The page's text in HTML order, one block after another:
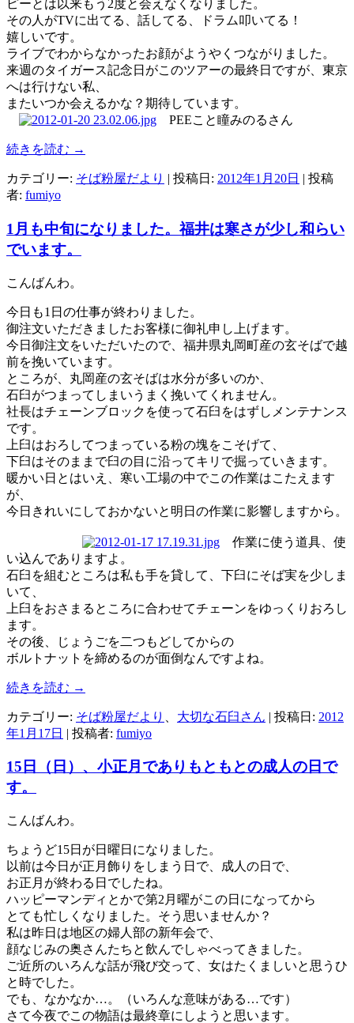
ピーとは以来もう2度と会えなくなりました。
その人がTVに出てる、話してる、ドラム叩いてる！
嬉しいです。
ライブでわからなかったお顔がようやくつながりました。
来週のタイガース記念日がこのツアーの最終日ですが、東京
へは行けない私、
またいつか会えるかな？期待しています。
PEEこと瞳みのるさん
続きを読む →
カテゴリー: そば粉屋だより | 投稿日: 2012年1月20日 | 投稿
者: fumiyo
1月も中旬になりました。福井は寒さが少し和らい
でいます。
こんばんわ。
今日も1日の仕事が終わりました。
御注文いただきましたお客様に御礼申し上げます。
今日御注文をいただいたので、福井県丸岡町産の玄そばで越
前を挽いています。
ところが、丸岡産の玄そばは水分が多いのか、
石臼がつまってしまいうまく挽いてくれません。
社長はチェーンブロックを使って石臼をはずしメンテナンス
です。
上臼はおろしてつまっている粉の塊をこそげて、
下臼はそのままで臼の目に沿ってキリで掘っていきます。
暖かい日とはいえ、寒い工場の中でこの作業はこたえます
が、
今日きれいにしておかないと明日の作業に影響しますから。
作業に使う道具、使
い込んでありますよ。
石臼を組むところは私も手を貸して、下臼にそば実を少しま
いて、
上臼をおさまるところに合わせてチェーンをゆっくりおろし
ます。
その後、じょうごを二つもどしてからの
ボルトナットを締めるのが面倒なんですよね。
続きを読む →
カテゴリー: そば粉屋だより 大切な石臼さん | 投稿日: 2012
年1月17日 | 投稿者: fumiyo
15日（日）、小正月でありもともとの成人の日で
す。
こんばんわ。
ちょうど15日が日曜日になりました。
以前は今日が正月飾りをしまう日で、成人の日で、
お正月が終わる日でしたね。
ハッピーマンディとかで第2月曜がこの日になってから
とても忙しくなりました。そう思いませんか？
私は昨日は地区の婦人部の新年会で、
顔なじみの奥さんたちと飲んでしゃべってきました。
ご近所のいろんな話が飛び交って、女はたくましいと思うひ
と時でした。
でも、なかなか…。（いろんな意味がある…です）
さて今夜でこの物語は最終章にしようと思います。